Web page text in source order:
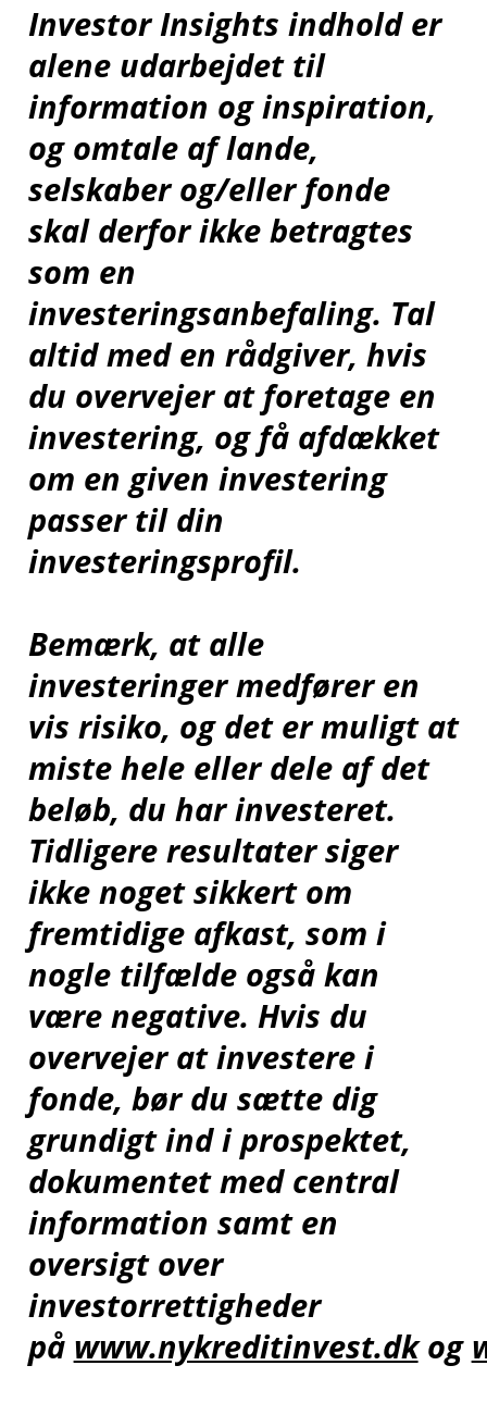
Investor Insights indhold er
alene udarbejdet til
information og inspiration,
og omtale af lande,
selskaber og/eller fonde
skal derfor ikke betragtes
som en
investeringsanbefaling. Tal
altid med en rådgiver, hvis
du overvejer at foretage en
investering, og få afdækket
om en given investering
passer til din
investeringsprofil.
Bemærk, at alle
investeringer medfører en
vis risiko, og det er muligt at
miste hele eller dele af det
beløb, du har investeret.
Tidligere resultater siger
ikke noget sikkert om
fremtidige afkast, som i
nogle tilfælde også kan
være negative. Hvis du
overvejer at investere i
fonde, bør du sætte dig
grundigt ind i prospektet,
dokumentet med central
information samt en
oversigt over
investorrettigheder
på www.nykreditinvest.dkog